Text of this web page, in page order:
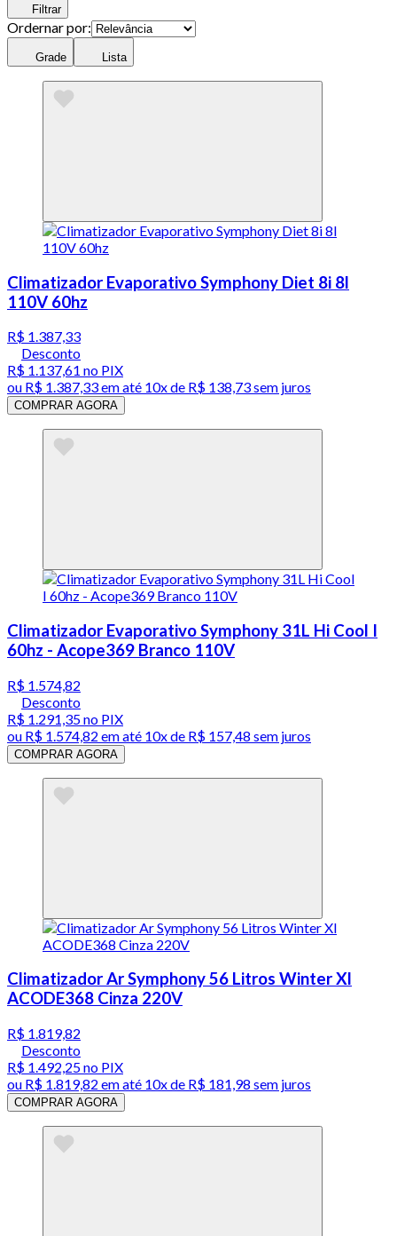
Filtrar
Ordernar por:
Grade Lista
Climatizador Evaporativo Symphony Diet 8i 8l
110V 60hz
R$ 1.387,33
Desconto
R$ 1.137,61 no PIX
ou R$ 1.387,33em até 10x de R$ 138,73 sem juros
COMPRAR AGORA
Climatizador Evaporativo Symphony 31L Hi Cool I
60hz - Acope369 Branco 110V
R$ 1.574,82
Desconto
R$ 1.291,35no PIX
ou R$ 1.574,82 em até 10x de R$ 157,48 sem juros
COMPRAR AGORA
Climatizador Ar Symphony 56 Litros Winter Xl
ACODE368 Cinza 220V
R$ 1.819,82
Desconto
R$ 1.492,25no PIX
ou R$ 1.819,82 em até 10x de R$ 181,98 sem juros
COMPRAR AGORA